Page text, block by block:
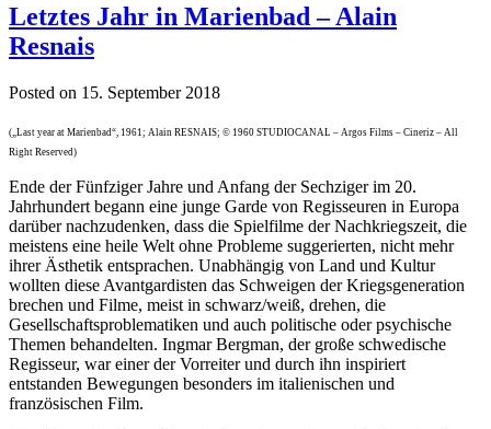
Letztes Jahr in Marienbad – Alain
Resnais
Posted on 15. September 2018
(„Last year at Marienbad“, 1961; Alain RESNAIS; © 1960 STUDIOCANAL – Argos Films – Cineriz – All
Right Reserved)
Ende der Fünfziger Jahre und Anfang der Sechziger im 20.
Jahrhundert begann eine junge Garde von Regisseuren in Europa
darüber nachzudenken, dass die Spielfilme der Nachkriegszeit, die
meistens eine heile Welt ohne Probleme suggerierten, nicht mehr
ihrer Ästhetik entsprachen. Unabhängig von Land und Kultur
wollten diese Avantgardisten das Schweigen der Kriegsgeneration
brechen und Filme, meist in schwarz/weiß, drehen, die
Gesellschaftsproblematiken und auch politische oder psychische
Themen behandelten. Ingmar Bergman, der große schwedische
Regisseur, war einer der Vorreiter und durch ihn inspiriert
entstanden Bewegungen besonders im italienischen und
französischen Film.